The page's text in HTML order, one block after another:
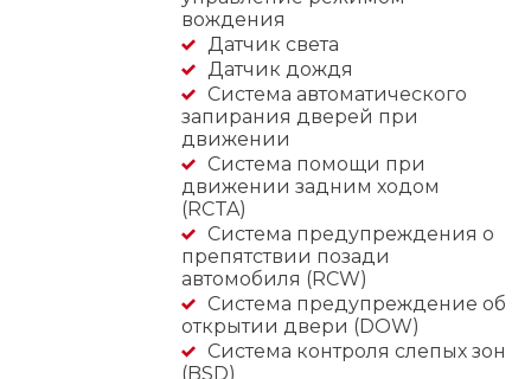
вождения
Датчик света
Датчик дождя
Система автоматического
запирания дверей при
движении
Система помощи при
движении задним ходом
(RCTA)
Система предупреждения о
препятствии позади
автомобиля (RCW)
Система предупреждение об
открытии двери (DOW)
Система контроля слепых зон
(BSD)